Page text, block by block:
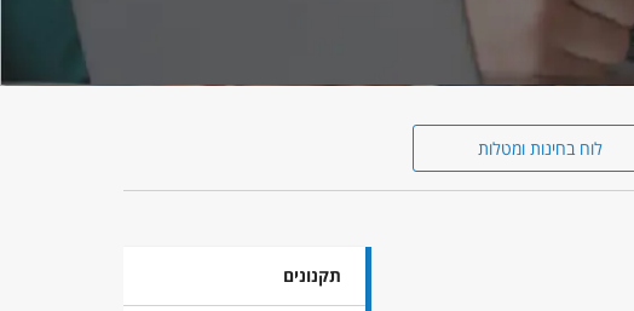
לוח בחינות ומטלות
תקנונים